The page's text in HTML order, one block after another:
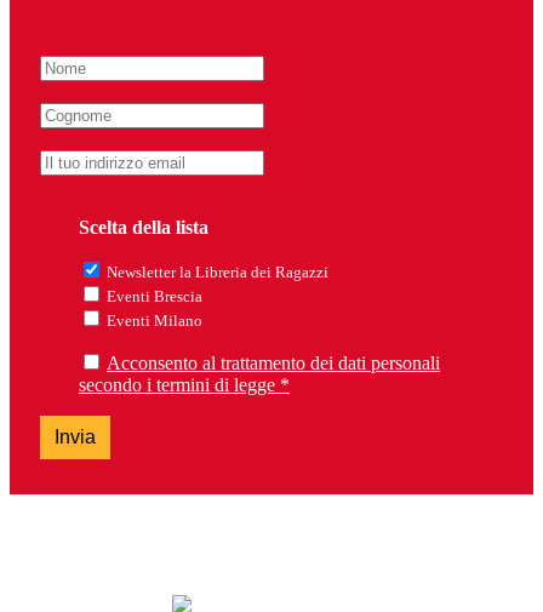
Scelta della lista
Newsletter la Libreria dei Ragazzi
Eventi Brescia
Eventi Milano
Acconsento al trattamento dei dati personali
secondo i termini di legge *
Invia